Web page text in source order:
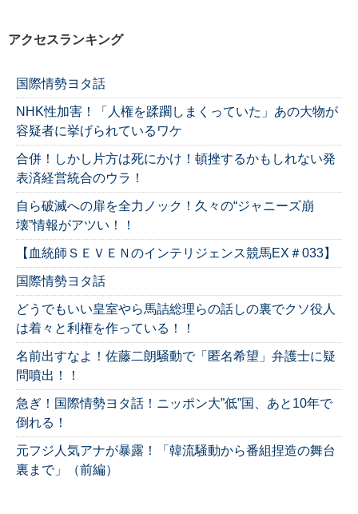
アクセスランキング
国際情勢ヨタ話
NHK性加害！「人権を蹂躙しまくっていた」あの大物が
容疑者に挙げられているワケ
合併！しかし片方は死にかけ！頓挫するかもしれない発
表済経営統合のウラ！
自ら破滅への扉を全力ノック！久々の“ジャニーズ崩
壊”情報がアツい！！
【血統師ＳＥＶＥＮのインテリジェンス競馬EX＃033】
国際情勢ヨタ話
どうでもいい皇室やら馬詰総理らの話しの裏でクソ役人
は着々と利権を作っている！！
名前出すなよ！佐藤二朗騒動で「匿名希望」弁護士に疑
問噴出！！
急ぎ！国際情勢ヨタ話！ニッポン大”低”国、あと10年で
倒れる！
元フジ人気アナが暴露！「韓流騒動から番組捏造の舞台
裏まで」（前編）